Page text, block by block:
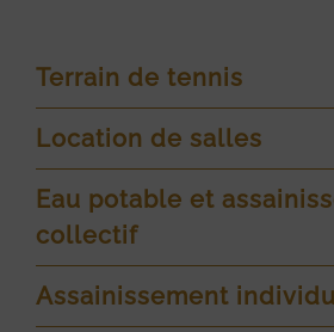
Terrain de tennis
Location de salles
Eau potable et
collectif
Assainissement